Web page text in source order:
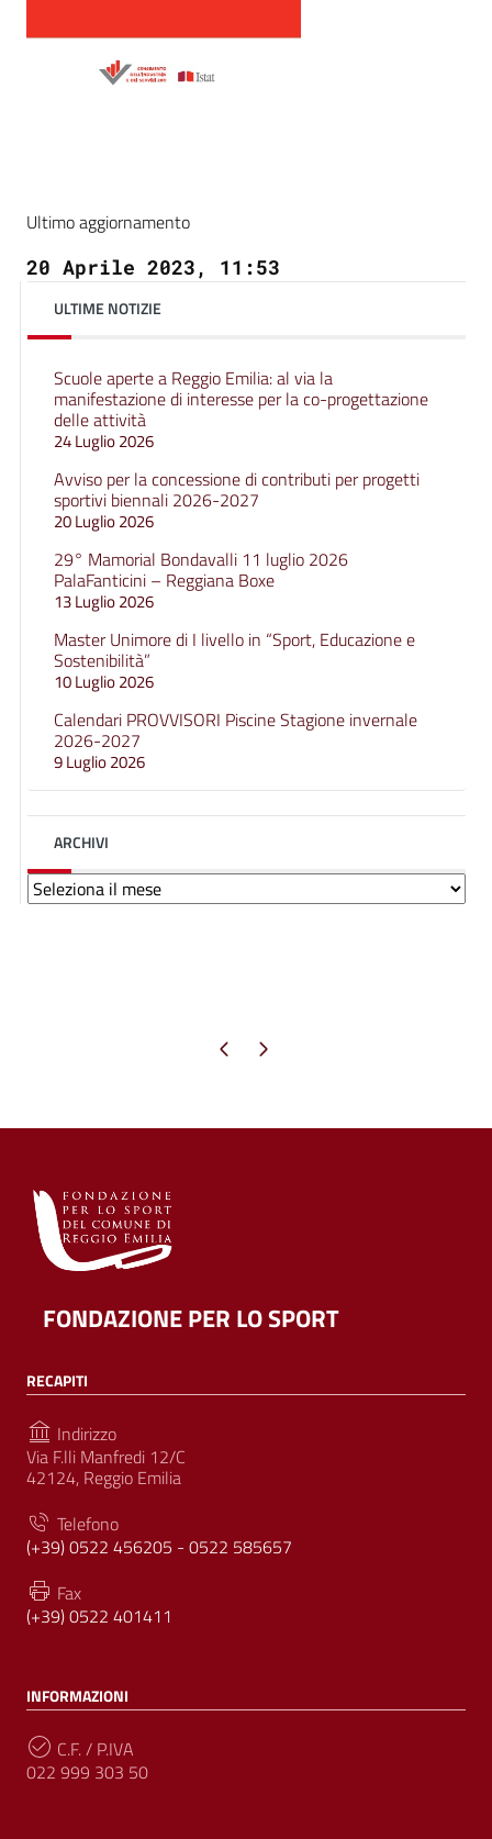
Ultimo aggiornamento
20 Aprile 2023, 11:53
ULTIME NOTIZIE
Scuole aperte a Reggio Emilia: al via la
manifestazione di interesse per la co-progettazione
delle attività
24 Luglio 2026
Avviso per la concessione di contributi per progetti
sportivi biennali 2026-2027
20 Luglio 2026
29° Mamorial Bondavalli 11 luglio 2026
PalaFanticini – Reggiana Boxe
13 Luglio 2026
Master Unimore di I livello in “Sport, Educazione e
Sostenibilità”
10 Luglio 2026
Calendari PROVVISORI Piscine Stagione invernale
2026-2027
9 Luglio 2026
ARCHIVI
Archivi
Pagina precedente
Pagina successiva
FONDAZIONE PER LO SPORT
RECAPITI
Indirizzo
Via F.lli Manfredi 12/C
42124, Reggio Emilia
Telefono
(+39) 0522 456205 - 0522 585657
Fax
(+39) 0522 401411
INFORMAZIONI
C.F. / P.IVA
022 999 303 50